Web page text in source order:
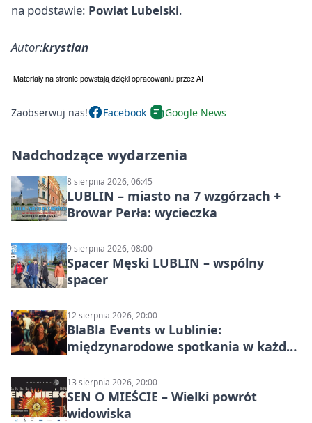
na podstawie: Powiat Lubelski.
Autor:krystian
Zaobserwuj nas! Facebook Google News
Nadchodzące wydarzenia
8 sierpnia 2026, 06:45
LUBLIN – miasto na 7 wzgórzach +
Browar Perła: wycieczka
9 sierpnia 2026, 08:00
Spacer Męski LUBLIN – wspólny
spacer
12 sierpnia 2026, 20:00
BlaBla Events w Lublinie:
międzynarodowe spotkania w każdą
13 sierpnia 2026, 20:00
SEN O MIEŚCIE – Wielki powrót
widowiska